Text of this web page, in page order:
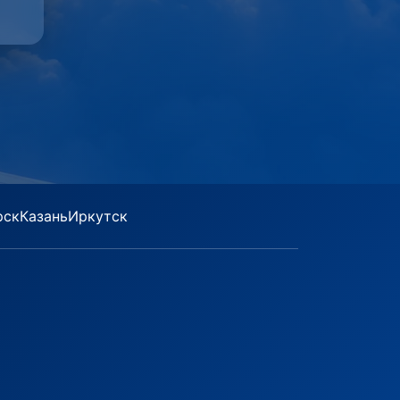
КазаньИркутск